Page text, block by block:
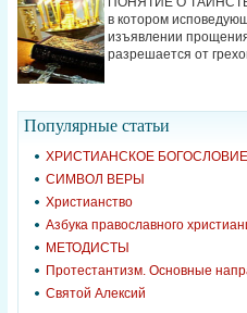
в котором
изъявлении
разрешается от
Популярные cтатьи
ХРИСТИАНСКОЕ БОГОСЛОВИЕ
СИМВОЛ ВЕРЫ
Христианство
Азбука православного
МЕТОДИСТЫ
Протестантизм. Основные
Святой Алексий